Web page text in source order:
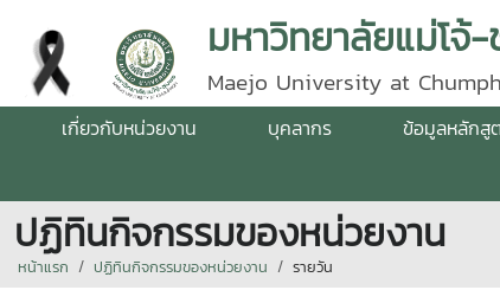
มหาวิทยาลัยแม่โจ้
Maejo University at
เกี่ยวกับหน่วยงาน บุคลากร ข้อมูลหลักสู
ปฏิทินกิจกรรมของหน่วยงาน
หน้าแรก ปฏิทินกิจกรรมของหน่วยงาน รายวัน